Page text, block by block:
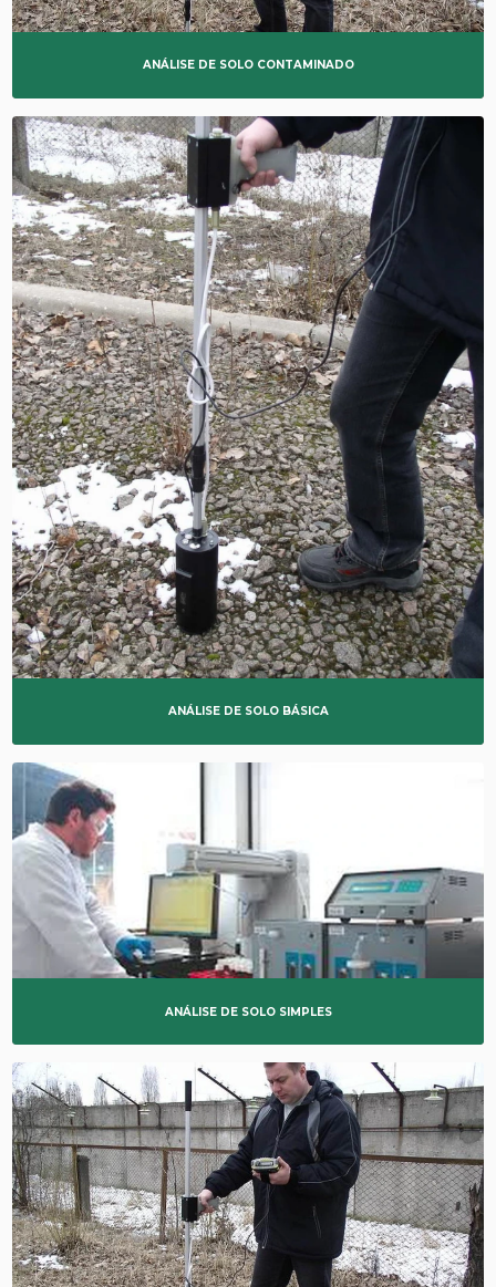
ANÁLISE DE SOLO CONTAMINADO
ANÁLISE DE SOLO BÁSICA
ANÁLISE DE SOLO SIMPLES